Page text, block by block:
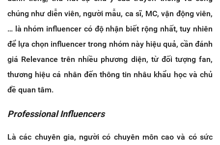
chúng như diễn viên, người mẫu, ca sĩ, MC, vận động viên,
… là nhóm influencer có độ nhận biết rộng nhất, tuy nhiên
để lựa chọn influencer trong nhóm này hiệu quả, cần đánh
giá Relevance trên nhiều phương diện, từ đối tượng fan,
thương hiệu cá nhân đến thông tin nhâu khẩu học và chủ
đề quan tâm.
Professional Influencers
Là các chuyên gia, người có chuyên môn cao và có sức